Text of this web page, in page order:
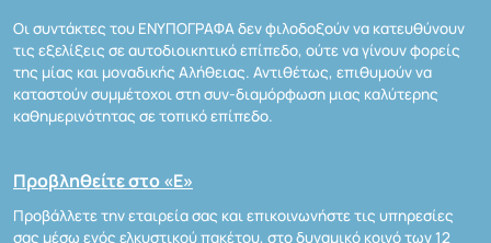
Οι συντάκτες του ΕΝΥΠΟΓΡΑΦΑ δεν φιλοδοξούν να κατευθύνουν
τις εξελίξεις σε αυτοδιοικητικό επίπεδο, ούτε να γίνουν φορείς
της μίας και μοναδικής Αλήθειας. Αντιθέτως, επιθυμούν να
καταστούν συμμέτοχοι στη συν-διαμόρφωση μιας καλύτερης
καθημερινότητας σε τοπικό επίπεδο.
Προβληθείτε στο «Ε»
Προβάλλετε την εταιρεία σας και επικοινωνήστε τις υπηρεσίες
σας μέσω ενός ελκυστικού πακέτου, στο δυναμικό κοινό των 12